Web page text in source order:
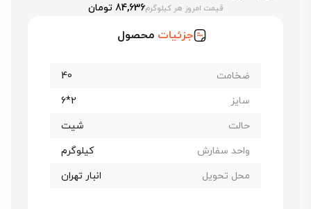
قیمت امروز هر کیلوگرم84,636 تومان
جزئیات محصول
ضخامت
40
سایز
2*6
حالت
شیت
واحد سفارش
کیلوگرم
محل تحویل
انبار تهران